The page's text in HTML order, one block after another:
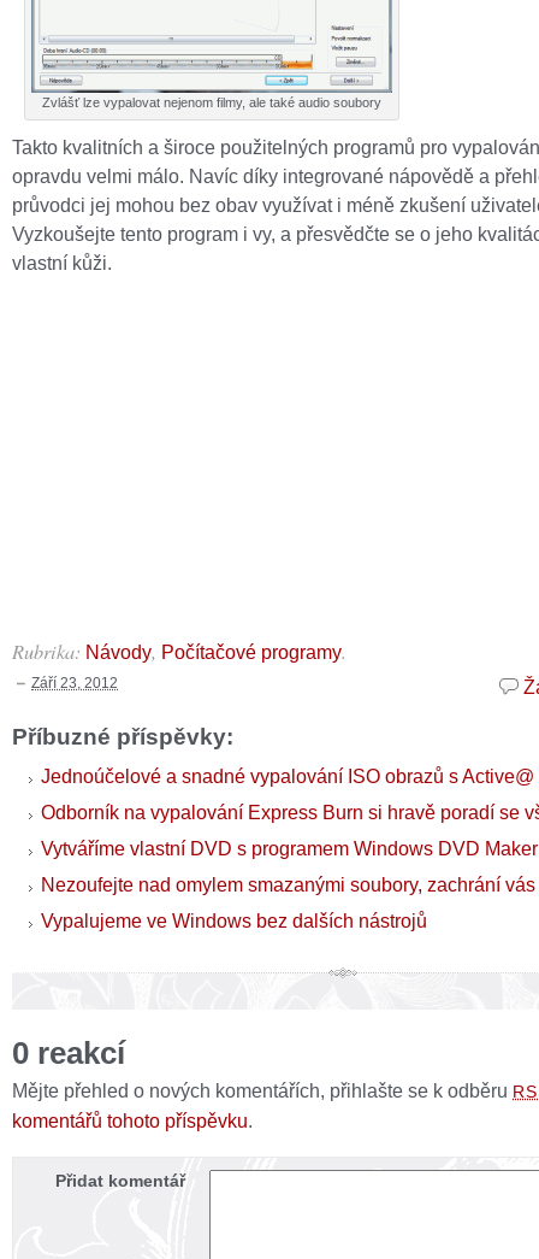
Zvlášť lze vypalovat nejenom filmy, ale také audio soubory
Takto kvalitních a široce použitelných programů pro
opravdu velmi málo. Navíc díky integrované nápovědě a
průvodci jej mohou bez obav využívat i méně zkušení
Vyzkoušejte tento program i vy, a přesvědčte se o jeho
vlastní kůži.
Rubrika: Návody, Počítačové programy.
Září 23, 2012
Příbuzné příspěvky:
Jednoúčelové a snadné vypalování ISO obrazů s Active@
Odborník na vypalování Express Burn si hravě poradí se
Vytváříme vlastní DVD s programem Windows DVD Maker
Nezoufejte nad omylem smazanými soubory, zachrání
Vypalujeme ve Windows bez dalších nástrojů
0 reakcí
Mějte přehled o nových komentářích, přihlašte se k odběru
komentářů tohoto příspěvku.
Přidat komentář